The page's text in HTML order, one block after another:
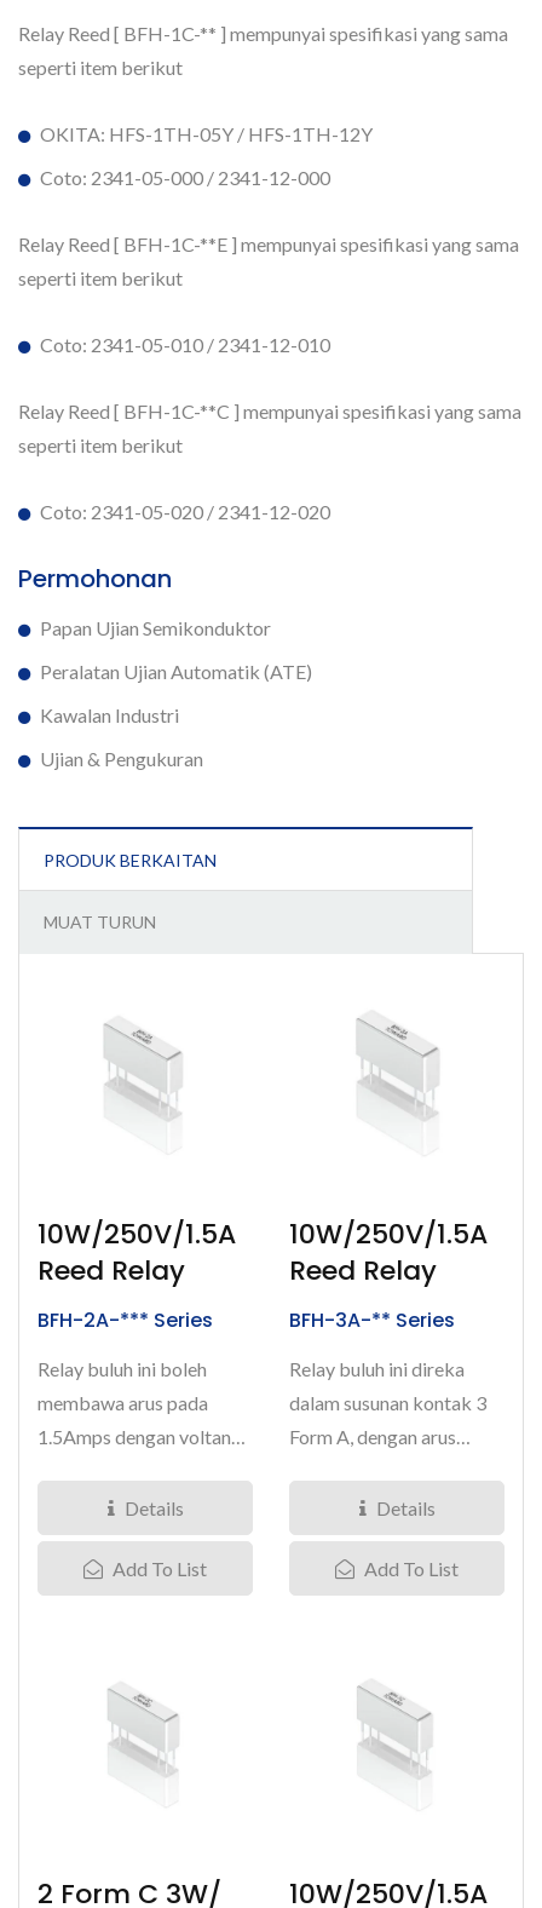
Relay Reed [ BFH-1C-** ] mempunyai spesifikasi yang sama
seperti item berikut
OKITA: HFS-1TH-05Y / HFS-1TH-12Y
Coto: 2341-05-000 / 2341-12-000
Relay Reed [ BFH-1C-**E ] mempunyai spesifikasi yang sama
seperti item berikut
Coto: 2341-05-010 / 2341-12-010
Relay Reed [ BFH-1C-**C ] mempunyai spesifikasi yang sama
seperti item berikut
Coto: 2341-05-020 / 2341-12-020
Permohonan
Papan Ujian Semikonduktor
Peralatan Ujian Automatik (ATE)
Kawalan Industri
Ujian & Pengukuran
PRODUK BERKAITAN
MUAT TURUN
10W/250V/1.5A
Reed Relay
BFH-2A-*** Series
Relay buluh ini boleh
membawa arus pada
1.5Amps dengan voltan
direka dalam...Details
Add To List
10W/250V/1.5A
Reed Relay
BFH-3A-** Series
Relay buluh ini direka
dalam susunan kontak 3
Form A, dengan arus
Details
Add To List
2 Form C 3W/
10W/250V/1.5A